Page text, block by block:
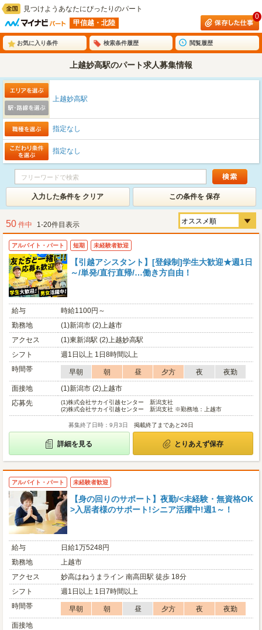
見つけようあなたにぴったりのパート
甲信越・北陸
0
お気に入り条件 検索条件履歴 閲覧履歴
上越妙高駅のパート求人募集情報
上越妙高駅
指定なし
指定なし
入力した条件を クリア この条件を 保存
50 件中 1-20件目表示
アルバイト・パート 短期 未経験者歓迎
【引越アシスタント】[登録制]学生大歓迎★週1日
～/単発/直行直帰/…働き方自由！
給与
時給1100円～
勤務地
(1)新潟市 (2)上越市
アクセス
(1)東新潟駅 (2)上越妙高駅
シフト
週1日以上 1日8時間以上
時間帯
早朝 朝 昼 夕方 夜
夜勤
面接地
(1)新潟市 (2)上越市
応募先
(1)株式会社サカイ引越センター 新潟支社
(2)株式会社サカイ引越センター 新潟支社 ※勤務地：上越市
募集終了日時：9月3日 掲載終了まであと26日
詳細を見る とりあえず保存
アルバイト・パート 未経験者歓迎
【身の回りのサポート】夜勤/<未経験・無資格OK
>入居者様のサポート!シニア活躍中!週1～！
給与
日給1万5248円
勤務地
上越市
アクセス
妙高はねうまライン 南高田駅 徒歩 18分
シフト
週1日以上 1日7時間以上
時間帯
早朝 朝 昼 夕方 夜
夜勤
面接地